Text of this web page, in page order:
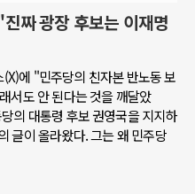
짜 광장 후보는 이재명
에 "민주당의 친자본 반노동 보
서도 안 된다는 것을 깨달았
의 대통령 후보 권영국을 지지하
글이 올라왔다. 그는 왜 민주당